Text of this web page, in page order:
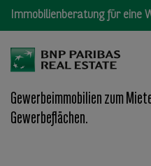
Immobilienberatung für eine
Gewerbeimmobilien zum
Gewerbeflächen.